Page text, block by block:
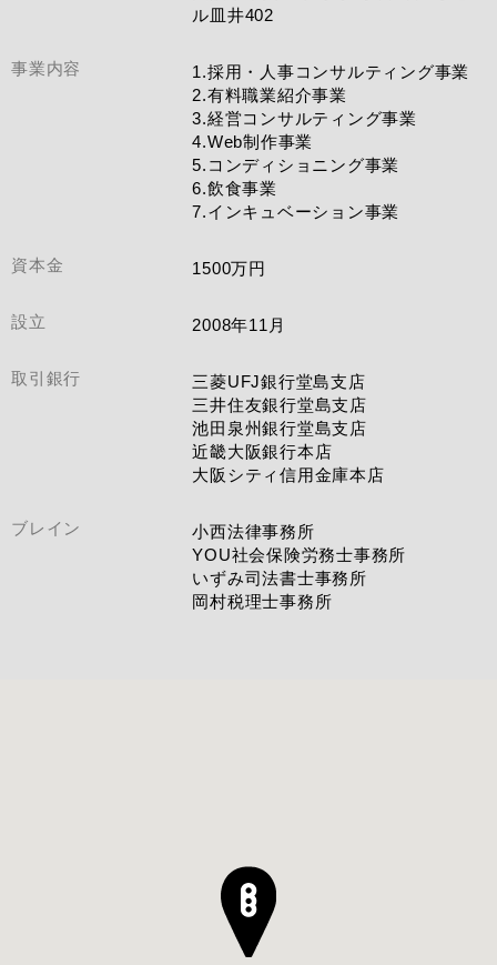
ル皿井402
事業内容
1.採用・人事コンサルティング事業
2.有料職業紹介事業
3.経営コンサルティング事業
4.Web制作事業
5.コンディショニング事業
6.飲食事業
7.インキュベーション事業
資本金 1500万円
設立 2008年11月
取引銀行
三菱UFJ銀行堂島支店
三井住友銀行堂島支店
池田泉州銀行堂島支店
近畿大阪銀行本店
大阪シティ信用金庫本店
ブレイン
小西法律事務所
YOU社会保険労務士事務所
いずみ司法書士事務所
岡村税理士事務所